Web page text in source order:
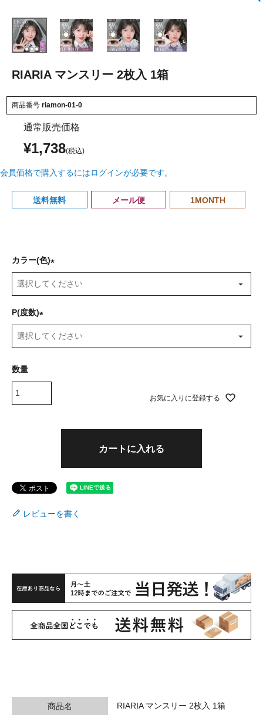
RIARIA マンスリー 2枚入 1箱
商品番号 riamon-01-0
通常販売価格
¥1,738
会員価格で購入するにはログインが必要です。
送料無料 メール便 1MONTH
カラー(色)
必
)
P(度数)
必
お気に入りに登録する
カートに入れる
レビューを書く
商品名 RIARIA マンスリー 2枚入 1箱